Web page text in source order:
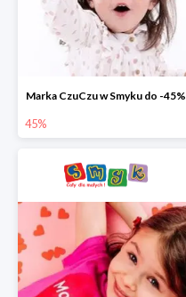
Marka CzuCzu w Smyku do -45%
45%